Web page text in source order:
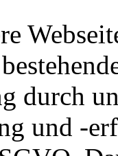
durch
und -